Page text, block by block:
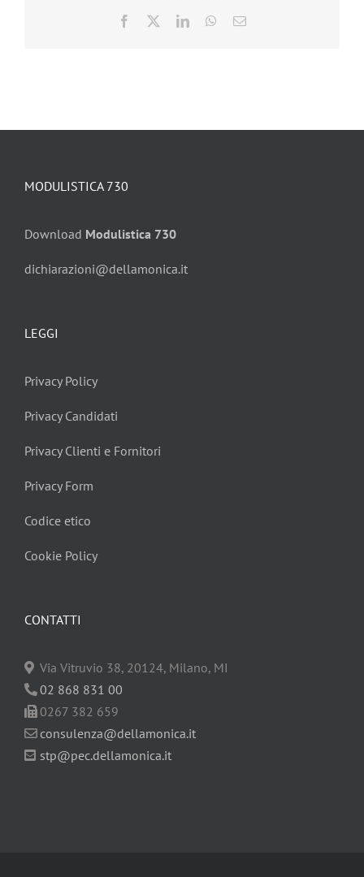
Facebook LinkedInWhatsApp
Email
CONTATTI
Via Vitruvio 38, 20124, Milano, MI
02 868 831 00
0267 382 659
consulenza@dellamonica.it
stp@pec.dellamonica.it
MODULISTICA 730
Download Modulistica 730
dichiarazioni@dellamonica.it
LEGGI
Privacy Policy
Privacy Candidati
Privacy Clienti e Fornitori
Privacy Form
Codice etico
Cookie Policy